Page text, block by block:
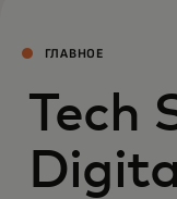
ГЛАВНОЕ
Tech